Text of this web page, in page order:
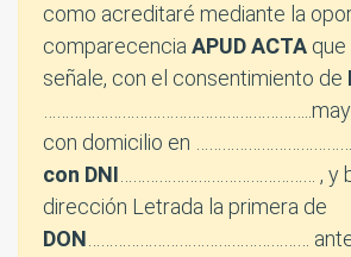
como acreditaré mediante la
comparecencia APUD ACTA
señale, con el consentimiento de
con domicilio en
con DNI ……………………………………… , y
dirección Letrada la primera de
DON ……………………………………………